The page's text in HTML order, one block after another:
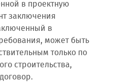
в проектную
заключения
в
может быть
только по
строительства,